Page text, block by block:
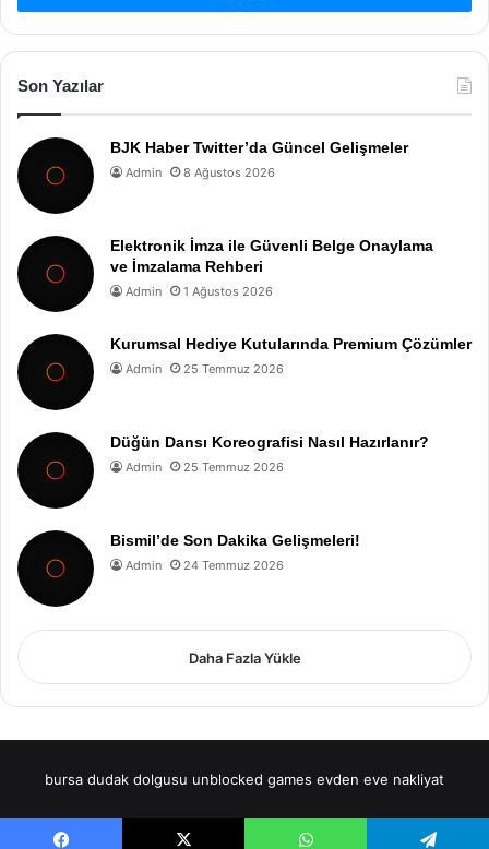
Son Yazılar
BJK Haber Twitter’da Güncel Gelişmeler
Admin 8 Ağustos 2026
Elektronik İmza ile Güvenli Belge Onaylama
ve İmzalama Rehberi
Admin 1 Ağustos 2026
Kurumsal Hediye Kutularında Premium Çözümler
Admin 25 Temmuz 2026
Düğün Dansı Koreografisi Nasıl Hazırlanır?
Admin 25 Temmuz 2026
Bismil’de Son Dakika Gelişmeleri!
Admin 24 Temmuz 2026
Daha Fazla Yükle
bursa dudak dolgusu unblocked games evden eve nakliyat